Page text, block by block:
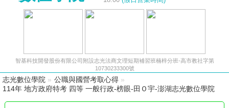
智基科技開發股份有限公司附設志光法商文理短期補習班楠梓分班-高市教社字第
10730233300號
志光數位學院 » 公職與國營考取心得 »
114年 地方政府特考 四等 一般行政-榜眼-田Ｏ宇-澎湖志光數位學院